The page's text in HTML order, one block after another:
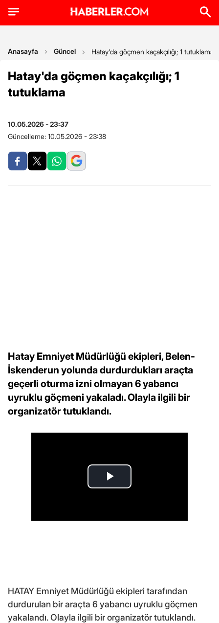
Anasayfa Güncel Hatay'da göçmen kaçakçılığı; 1 tutuklama
Hatay'da göçmen kaçakçılığı; 1
tutuklama
10.05.2026 - 23:37
Güncelleme: 10.05.2026 - 23:38
Hatay Emniyet Müdürlüğü ekipleri, Belen-
İskenderun yolunda durdurdukları araçta
geçerli oturma izni olmayan 6 yabancı
uyruklu göçmeni yakaladı. Olayla ilgili bir
organizatör tutuklandı.
HATAY Emniyet Müdürlüğü ekipleri tarafından
durdurulan bir araçta 6 yabancı uyruklu göçmen
yakalandı. Olayla ilgili bir organizatör tutuklandı.